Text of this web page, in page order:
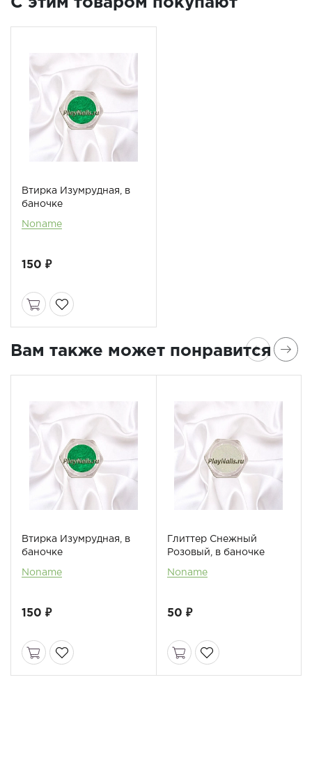
Втирка Изумрудная, в
баночке
Noname
150 ₽
Вам также может понравится
Втирка Изумрудная, в
баночке
Noname
150 ₽
Глиттер Снежный
Розовый, в баночке
Noname
50 ₽